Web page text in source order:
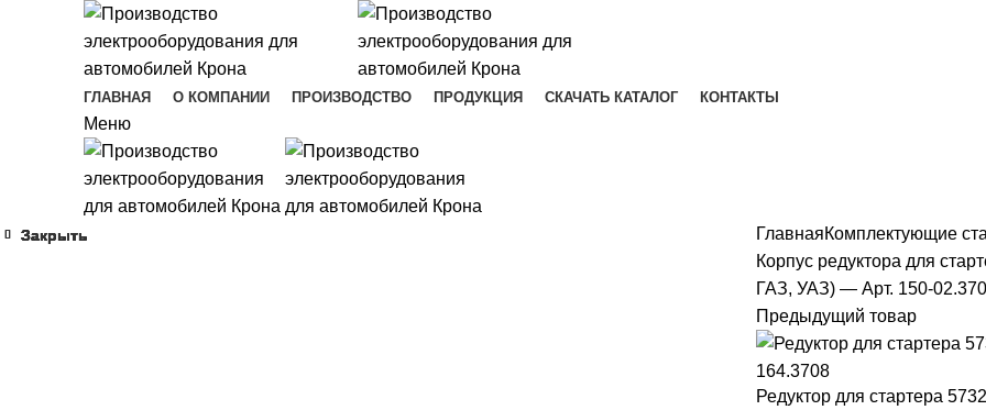
ГЛАВНАЯ О КОМПАНИИ ПРОИЗВОДСТВО ПРОДУКЦИЯ СКАЧАТЬ КАТАЛОГ КОНТАКТЫ
Меню
ГлавнаяКомплектующие
Корпус редуктора для
ГАЗ, УАЗ) — Арт. 150-
Предыдущий товар
Редуктор для стартера
Закрыть
Закрыть
Закрыть
Закрыть
Закрыть
Закрыть
Закрыть
Закрыть